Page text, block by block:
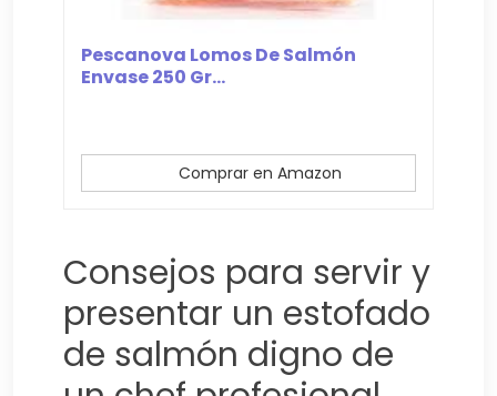
Pescanova Lomos De Salmón
Envase 250 Gr...
Comprar en Amazon
Consejos para servir y
presentar un estofado
de salmón digno de